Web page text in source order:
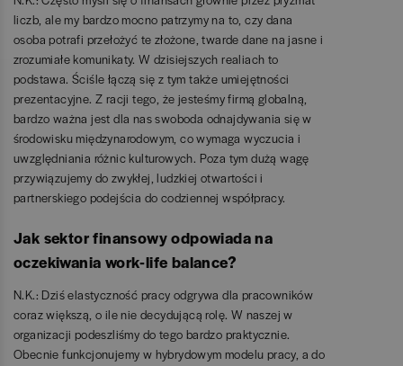
liczb, ale my bardzo mocno patrzymy na to, czy dana
osoba potrafi przełożyć te złożone, twarde dane na jasne i
zrozumiałe komunikaty. W dzisiejszych realiach to
podstawa. Ściśle łączą się z tym także umiejętności
prezentacyjne. Z racji tego, że jesteśmy firmą globalną,
bardzo ważna jest dla nas swoboda odnajdywania się w
środowisku międzynarodowym, co wymaga wyczucia i
uwzględniania różnic kulturowych. Poza tym dużą wagę
przywiązujemy do zwykłej, ludzkiej otwartości i
partnerskiego podejścia do codziennej współpracy.
Jak sektor finansowy odpowiada na
oczekiwania work‑life balance?
N.K.: Dziś elastyczność pracy odgrywa dla pracowników
coraz większą, o ile nie decydującą rolę. W naszej w
organizacji podeszliśmy do tego bardzo praktycznie.
Obecnie funkcjonujemy w hybrydowym modelu pracy, a do